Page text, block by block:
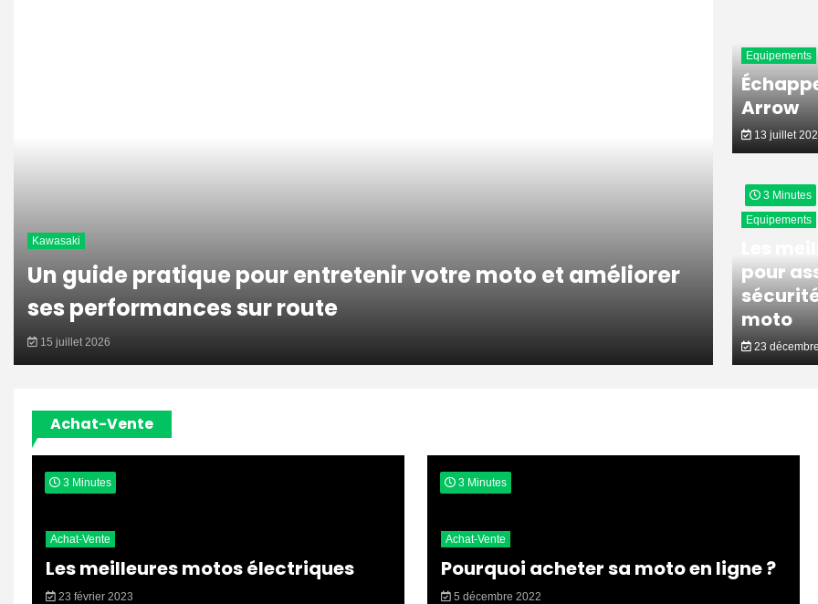
Kawasaki
Un guide pratique pour entretenir votre moto et améliorer
ses performances sur route
15 juillet 2026
Equipements
Arrow
13 juillet
3 Minutes
Equipements
pour
moto
23
Achat-Vente
3 Minutes
Achat-Vente
Les meilleures motos électriques
23 février 2023
3 Minutes
Achat-Vente
Pourquoi acheter sa moto en ligne ?
5 décembre 2022